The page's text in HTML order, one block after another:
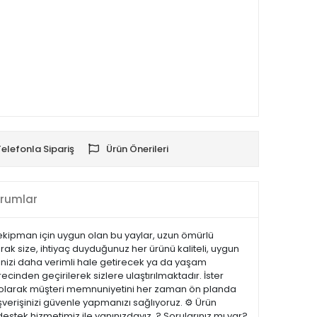
Sipariş Ürün Önerileri
ekipman için uygun olan bu yaylar, uzun ömürlü
size, ihtiyaç duyduğunuz her ürünü kaliteli, uygun
daha verimli hale getirecek ya da yaşam
geçirilerek sizlere ulaştırılmaktadır. İster
olarak müşteri memnuniyetini her zaman ön planda
güvenle yapmanızı sağlıyoruz. ⚙️ Ürün